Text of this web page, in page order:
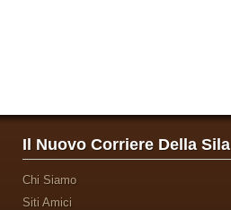
Il Nuovo Corriere Della Sila
Chi Siamo
Siti Amici